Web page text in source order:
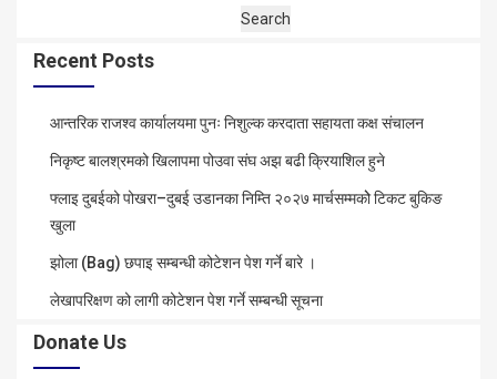
Search
Recent Posts
आन्तरिक राजश्व कार्यालयमा पुनः निशुल्क करदाता सहायता कक्ष संचालन
निकृष्ट बालश्रमको खिलापमा पोउवा संघ अझ बढी क्रियाशिल हुने
फ्लाइ दुबईको पोखरा–दुबई उडानका निम्ति २०२७ मार्चसम्मकोे टिकट बुकिङ
खुला
झोला (Bag) छपाइ सम्बन्धी कोटेशन पेश गर्ने बारे ।
लेखापरिक्षण को लागी कोटेशन पेश गर्ने सम्बन्धी सूचना
Donate Us